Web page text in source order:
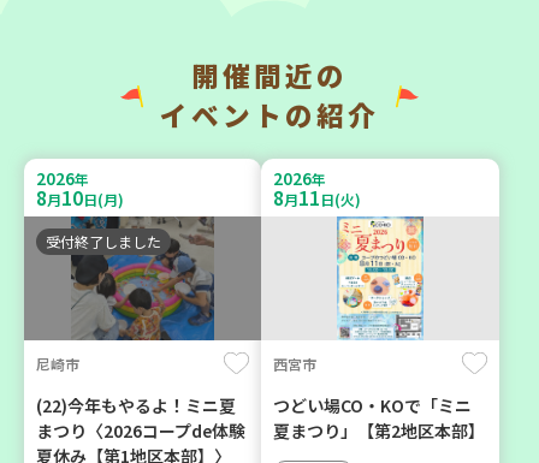
助け合いカフェ＆コープく
【第4地区】
大人向け
ボランティア
カフェ・つどい場
トック ～いつもの食材で備
えよう～
大人向け
平和・防災
2026
8月1日(土)
2026
9月7日(月)
開催間近の
イベントの紹介
2026年
8月10日(月)
受付終了しました
尼崎市
(22)今年もやるよ！ミニ夏
まつり〈2026コープde体験
夏休み【第1地区本部】〉
2026年
8月11日(火)
西宮市
つどい場CO・KOで「ミニ
夏まつり」【第2地区本部】